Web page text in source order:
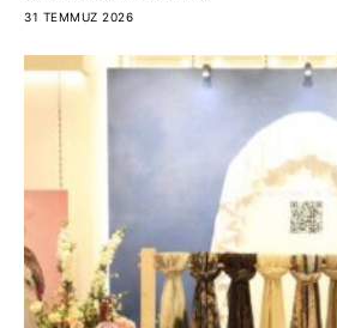
31 TEMMUZ 2026